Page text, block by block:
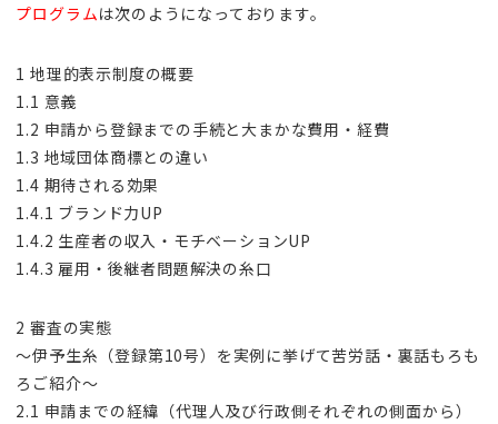
プログラムは次のようになっております。
1 地理的表示制度の概要
1.1 意義
1.2 申請から登録までの手続と大まかな費用・経費
1.3 地域団体商標との違い
1.4 期待される効果
1.4.1 ブランド力UP
1.4.2 生産者の収入・モチベーションUP
1.4.3 雇用・後継者問題解決の糸口
2 審査の実態
～伊予生糸（登録第10号）を実例に挙げて苦労話・裏話もろも
ろご紹介～
2.1 申請までの経緯（代理人及び行政側それぞれの側面から）